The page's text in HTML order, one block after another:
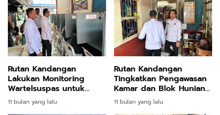
Rutan Kandangan
Lakukan Monitoring
Wartelsuspas untuk
Tingkatkan Kualitas
Pelayanan
11 bulan yang lalu
Rutan Kandangan
Tingkatkan Pengawasan
Kamar dan Blok Hunian
untuk Jaga Ketertiban
11 bulan yang lalu